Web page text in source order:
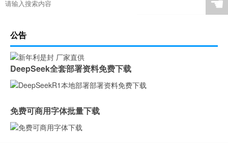
☚
公告
DeepSeek全套部署资料免费下载
免费可商用字体批量下载